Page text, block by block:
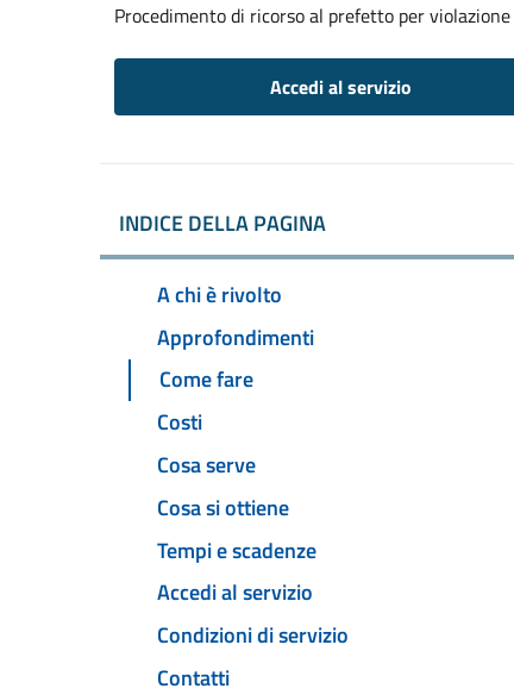
Procedimento di ricorso al prefetto per
Accedi al servizio
INDICE DELLA PAGINA
A chi è rivolto
Approfondimenti
Come fare
Costi
Cosa serve
Cosa si ottiene
Tempi e scadenze
Accedi al servizio
Condizioni di servizio
Contatti